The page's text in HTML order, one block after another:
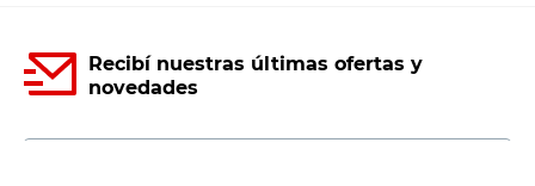
Recibí nuestras últimas ofertas y
novedades